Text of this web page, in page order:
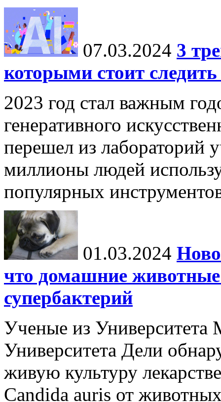
07.03.2024 3
которыми стоит следить
2023 год стал важным
генеративного
перешел из лабораторий
миллионы людей
популярных
01.03.2024
что домашние
супербактерий
Ученые из Университета
Университета Дели
живую культуру
Candida auris от